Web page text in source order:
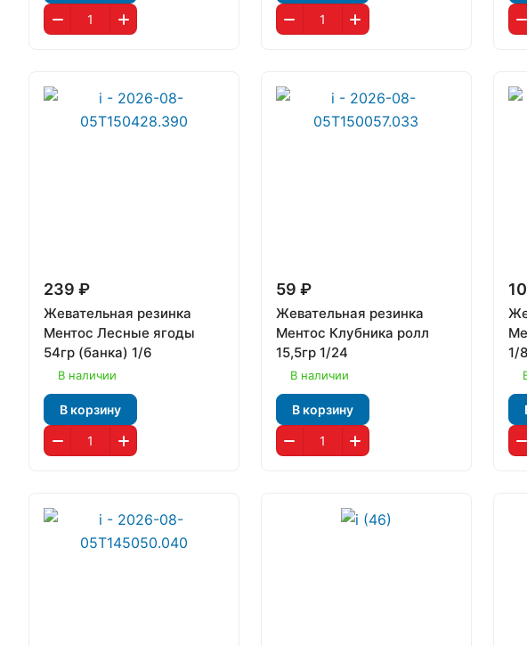
239 ₽
Жевательная резинка
Ментос Лесные ягоды
54гр (банка) 1/6
В наличии
В корзину
59 ₽
Жевательная резинка
Ментос Клубника ролл
15,5гр 1/24
В наличии
В корзину
1/8